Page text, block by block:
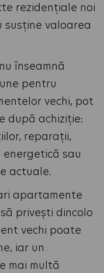
rezidențiale noi
susține valoarea
înseamnă
pentru
vechi, pot
după achiziție:
reparații,
sau
actuale.
apartamente
privești dincolo
vechi poate
iar un
mai multă